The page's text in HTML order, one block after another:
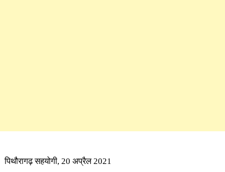
पिथौरागढ़ सहयोगी, 20 अप्रैल 2021